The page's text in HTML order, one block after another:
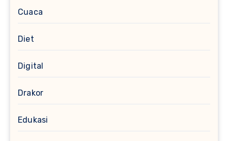
Cuaca
Diet
Digital
Drakor
Edukasi